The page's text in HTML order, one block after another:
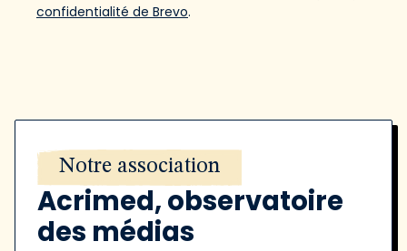
confidentialité de Brevo.
Notre association
Acrimed, observatoire
des médias